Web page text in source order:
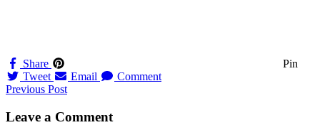
Share
Pin
Tweet
Email Comment
Navigation
til
Previous Post
Leave a Comment